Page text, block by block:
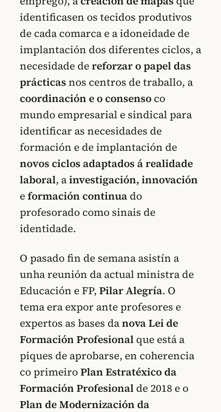
identificasen os tecidos produtivos
de cada comarca e a idoneidade de
implantación dos diferentes ciclos, a
necesidade dereforzar o papel das
prácticas nos centros de traballo, a
coordinación e o consenso co
mundo empresarial e sindical para
identificar as necesidades de
formación e de implantación de
novos ciclos adaptados á realidade
laboral, ainvestigación, innovación
eformación continua do
profesorado como sinais de
identidade.
O pasado fin de semana asistín a
unha reunión da actual ministra de
Educación e FP, Pilar Alegría. O
tema era expor ante profesores e
expertos as bases danova Lei de
Formación Profesional que está a
piques de aprobarse, en coherencia
co primeiroPlan Estratéxico da
Formación Profesional de 2018 e o
Plan de Modernización da